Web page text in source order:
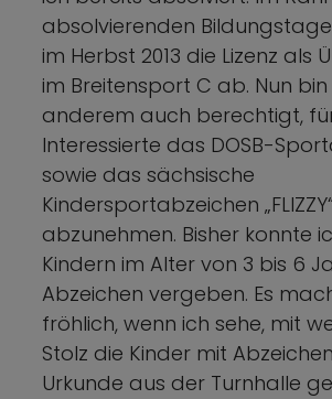
absolvierenden
im Herbst 2013 die Lizenz als
im Breitensport C ab. Nun
anderem auch berechtigt,
Interessierte das DOSB-
sowie das sächsische
Kindersportabzeichen
abzunehmen. Bisher konnte
Kindern im Alter von 3 bis 6
Abzeichen vergeben. Es
fröhlich, wenn ich sehe, mit
Stolz die Kinder mit
Urkunde aus der Turnhalle